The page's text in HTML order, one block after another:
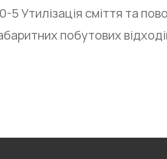
5 Утилізація сміття та
побутових